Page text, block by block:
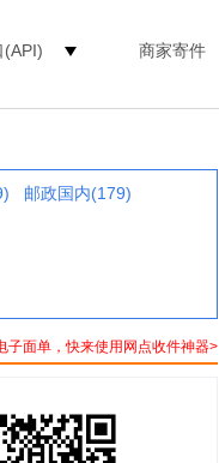
(API) 商家寄件
邮政国内(179)
子面单，快来使用网点收件神器>